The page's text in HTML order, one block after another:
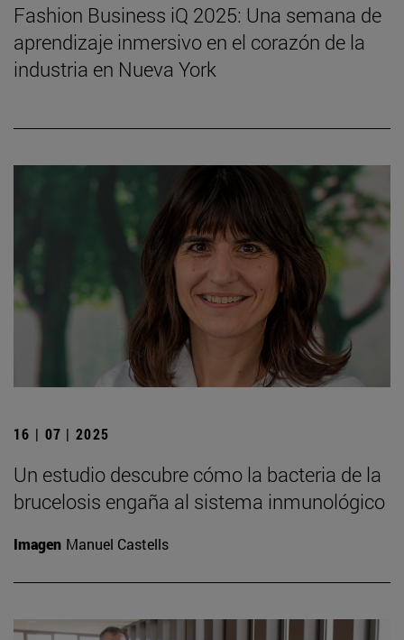
Fashion Business iQ 2025: Una semana de
aprendizaje inmersivo en el corazón de la
industria en Nueva York
16 | 07 | 2025
Un estudio descubre cómo la bacteria de la
brucelosis engaña al sistema inmunológico
Imagen Manuel Castells